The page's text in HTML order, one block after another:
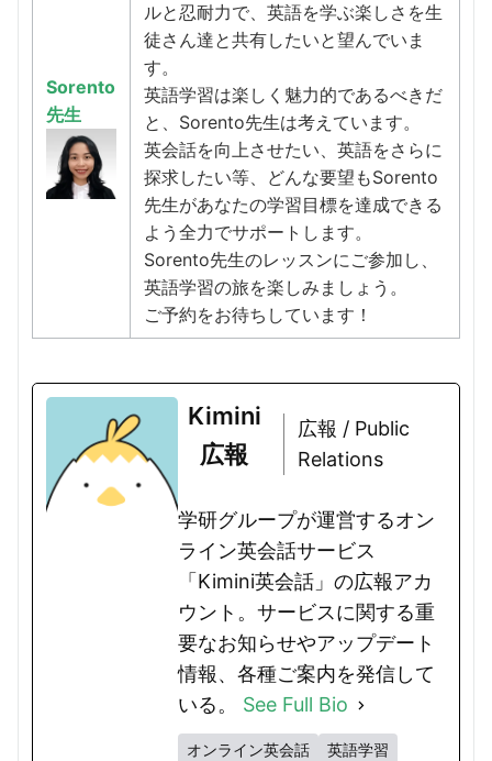
Sorento
先生
ルと忍耐力で、英語を学ぶ楽しさを生
徒さん達と共有したいと望んでいま
す。
英語学習は楽しく魅力的であるべきだ
と、Sorento先生は考えています。
英会話を向上させたい、英語をさらに
探求したい等、どんな要望もSorento
先生があなたの学習目標を達成できる
よう全力でサポートします。
Sorento先生のレッスンにご参加し、
英語学習の旅を楽しみましょう。
ご予約をお待ちしています！
Kimini
広報
広報 / Public
Relations
学研グループが運営するオン
ライン英会話サービス
「Kimini英会話」の広報アカ
ウント。サービスに関する重
要なお知らせやアップデート
情報、各種ご案内を発信して
いる。 See Full Bio
オンライン英会話
英語学習